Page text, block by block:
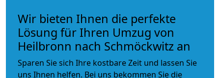
Wir bieten Ihnen die perfekte
Lösung für Ihren Umzug von
Heilbronn nach Schmöckwitz an
Sparen Sie sich Ihre kostbare Zeit und lassen Sie
uns Ihnen helfen. Bei uns bekommen Sie die